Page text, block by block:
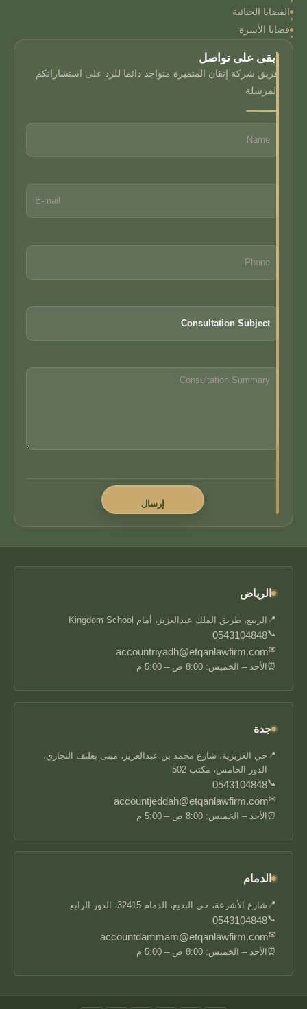
القضايا الجنائية
قضايا الأسرة
ابقى على تواصل
فريق شركة إتقان المتميزة متواجد دائما للرد على استشاراتكم
المرسلة
الرياض
📍 الربيع، طريق الملك عبدالعزيز، أمام Kingdom School
📞
0543104848
✉
accountriyadh@etqanlawfirm.com
⏰ الأحد – الخميس: 8:00 ص – 5:00 م
جدة
📍 حي العزيزية، شارع محمد بن عبدالعزيز، مبنى بعلنف التجاري،
الدور الخامس، مكتب 502
📞
0543104848
✉
accountjeddah@etqanlawfirm.com
⏰ الأحد – الخميس: 8:00 ص – 5:00 م
الدمام
📍 شارع الأشرعة، حي البديع، الدمام 32415، الدور الرابع
📞
0543104848
✉
accountdammam@etqanlawfirm.com
⏰ الأحد – الخميس: 8:00 ص – 5:00 م